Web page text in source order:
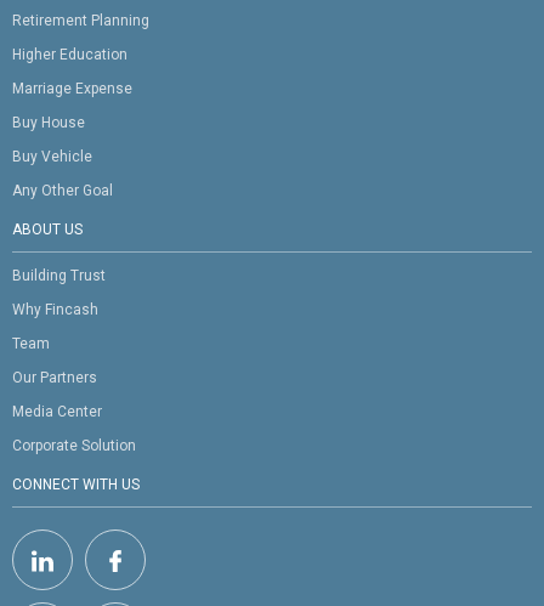
Retirement Planning
Higher Education
Marriage Expense
Buy House
Buy Vehicle
Any Other Goal
ABOUT US
Building Trust
Why Fincash
Team
Our Partners
Media Center
Corporate Solution
CONNECT WITH US